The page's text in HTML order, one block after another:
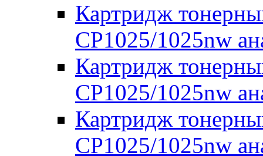
Картридж
CP1025/1025nw
Картридж
CP1025/1025nw
Картридж
CP1025/1025nw